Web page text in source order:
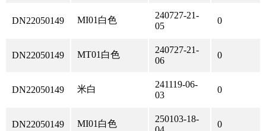
DN22050149 MI01白色
240727-21-
05
0
DN22050149 MT01白色
240727-21-
06
0
DN22050149 米白
241119-06-
03
0
DN22050149 MI01白色
250103-18-
0